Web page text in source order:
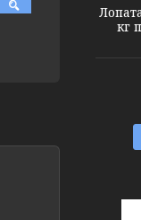
кг